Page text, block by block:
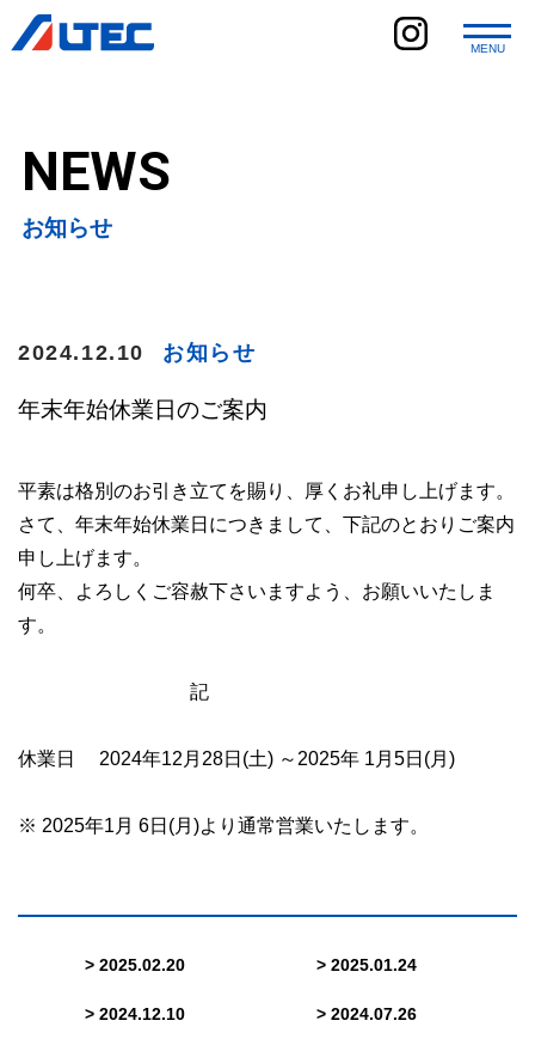
MENU
当社の強み
お知らせ
採用情報
Instagram
アルテック株式会社
NEWS
お知らせ
2024.12.10 お知らせ
年末年始休業日のご案内
平素は格別のお引き立てを賜り、厚くお礼申し上げます。
さて、年末年始休業日につきまして、下記のとおりご案内
申し上げます。
何卒、よろしくご容赦下さいますよう、お願いいたしま
す。
記
休業日 2024年12月28日(土) ～2025年 1月5日(月)
※ 2025年1月 6日(月)より通常営業いたします。
> 2025.02.20 > 2025.01.24
> 2024.12.10 > 2024.07.26